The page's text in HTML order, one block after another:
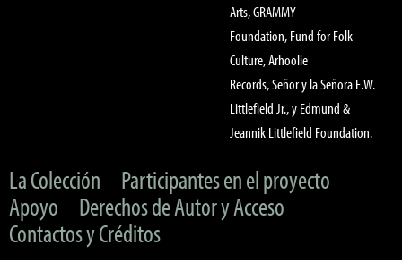
Arts, GRAMMY
Foundation, Fund for Folk
Culture, Arhoolie
Records, Señor y la Señora E.W.
Littlefield Jr., y Edmund &
Jeannik Littlefield Foundation.
La Colección
Participantes en el proyecto
Apoyo
Derechos de Autor y Acceso
Contactos y Créditos